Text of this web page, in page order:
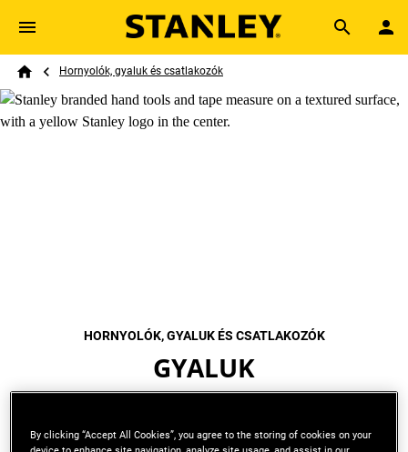
Skip to main content
Search
Breadcrumb
Hornyolók, gyaluk és csatlakozók
HORNYOLÓK, GYALUK ÉS CSATLAKOZÓK
GYALUK
By clicking “Accept All Cookies”, you agree to the storing of cookies on your